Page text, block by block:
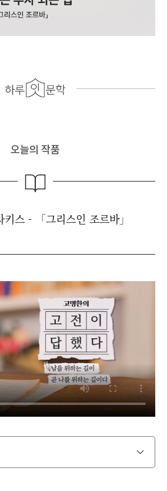
오늘의 작품
스 - 「그리스인 조르바」